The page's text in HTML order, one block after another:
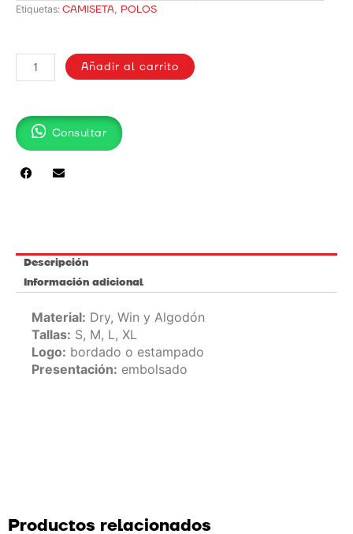
Etiquetas: CAMISETA, POLOS
DEPORTIVO
DAMA
cantidad
Añadir al carrito
Consultar
Descripción
Información adicional
Material: Dry, Win y Algodón
Tallas: S, M, L, XL
Logo: bordado o estampado
Presentación: embolsado
Productos relacionados